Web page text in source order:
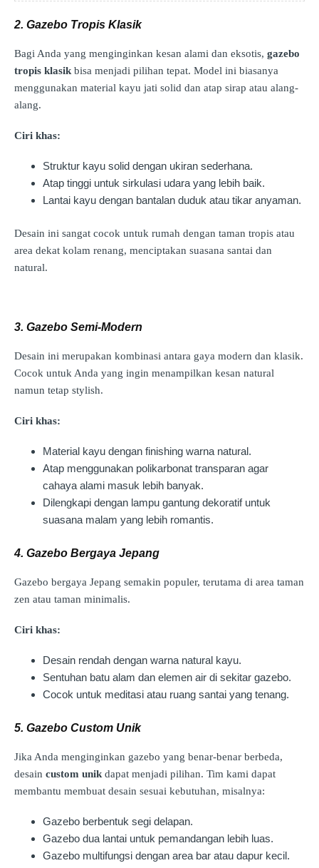
2. Gazebo Tropis Klasik
Bagi Anda yang menginginkan kesan alami dan eksotis, gazebo
tropis klasikbisa menjadi pilihan tepat. Model ini biasanya
menggunakan material kayu jati solid dan atap sirap atau alang-
alang.
Ciri khas:
Struktur kayu solid dengan ukiran sederhana.
Atap tinggi untuk sirkulasi udara yang lebih baik.
Lantai kayu dengan bantalan duduk atau tikar anyaman.
Desain ini sangat cocok untuk rumah dengan taman tropis atau
area dekat kolam renang, menciptakan suasana santai dan
natural.
3. Gazebo Semi-Modern
Desain ini merupakan kombinasi antara gaya modern dan klasik.
Cocok untuk Anda yang ingin menampilkan kesan natural
namun tetap stylish.
Ciri khas:
Material kayu dengan finishing warna natural.
Atap menggunakan polikarbonat transparan agar
cahaya alami masuk lebih banyak.
Dilengkapi dengan lampu gantung dekoratif untuk
suasana malam yang lebih romantis.
4. Gazebo Bergaya Jepang
Gazebo bergaya Jepang semakin populer, terutama di area taman
zen atau taman minimalis.
Ciri khas:
Desain rendah dengan warna natural kayu.
Sentuhan batu alam dan elemen air di sekitar gazebo.
Cocok untuk meditasi atau ruang santai yang tenang.
5. Gazebo Custom Unik
Jika Anda menginginkan gazebo yang benar-benar berbeda,
desain custom unikdapat menjadi pilihan. Tim kami dapat
membantu membuat desain sesuai kebutuhan, misalnya:
Gazebo berbentuk segi delapan.
Gazebo dua lantai untuk pemandangan lebih luas.
Gazebo multifungsi dengan area bar atau dapur kecil.